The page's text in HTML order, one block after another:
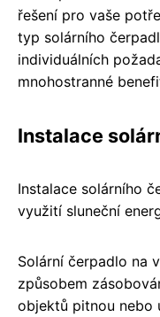
řešení pro vaše
typ solárního
individuálních
mnohostranné
Instalace
Instalace solárního
využití sluneční
Solární čerpadlo na
způsobem
objektů pitnou nebo